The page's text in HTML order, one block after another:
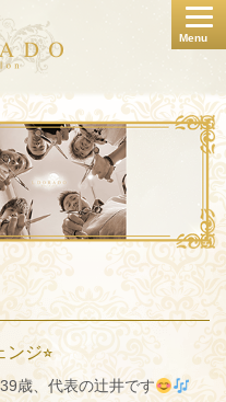
Menu
ジ⭐︎
、代表の辻井です